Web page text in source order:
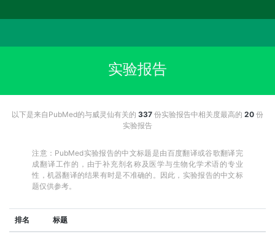
实验报告
以下是来自PubMed的与威灵仙有关的 337 份实验报告中相关度最高的 20 份
实验报告
注意：PubMed实验报告的中文标题是由百度翻译或谷歌翻译完
成翻译工作的，由于补充剂名称及医学与生物化学术语的专业
性，机器翻译的结果有时是不准确的。因此，实验报告的中文标
题仅供参考。
排名 标题